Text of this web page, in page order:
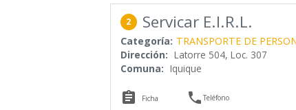
2 Servicar E.I.R.L.
Categoría: TRANSPORTE DE
Dirección: Latorre 504, Loc. 307
Comuna: Iquique
 Ficha Teléfono